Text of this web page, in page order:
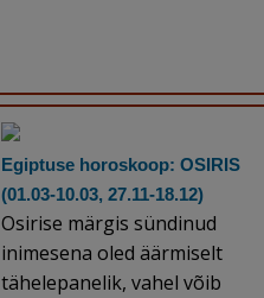
Egiptuse horoskoop: OSIRIS
(01.03-10.03, 27.11-18.12)
Osirise märgis sündinud
inimesena oled äärmiselt
tähelepanelik, vahel võib